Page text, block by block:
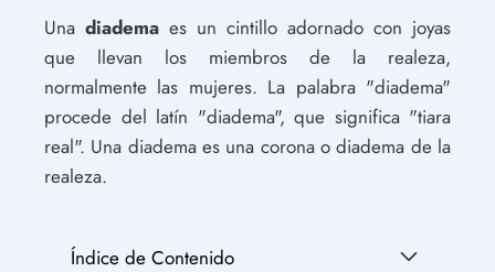
Una diadema es un cintillo adornado con joyas
que llevan los miembros de la realeza,
normalmente las mujeres. La palabra "diadema"
procede del latín "diadema", que significa "tiara
real". Una diadema es una corona o diadema de la
realeza.
Índice de Contenido